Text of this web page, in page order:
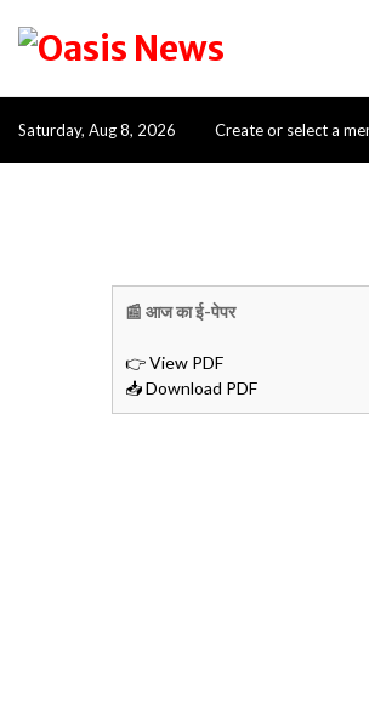
Saturday, Aug 8, 2026 Create or select a
📰 आज का ई-पेपर
👉 View PDF
📥 Download PDF